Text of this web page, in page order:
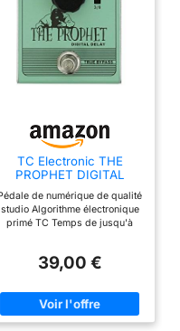
TC Electronic THE
PROPHET DIGITAL
de numérique de qualité
studio Algorithme électronique
primé TC Temps de jusqu'à
Fonctionne avec une batterie 9
électronique TC 9 (aucun des
deux n'est inclus)
39,00 €